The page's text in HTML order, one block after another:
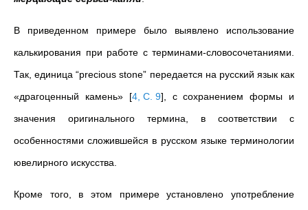
В приведенном примере было выявлено использование
калькирования при работе с терминами-словосочетаниями.
Так, единица “precious stone” передается на русский язык как
«драгоценный камень» [4, C. 9] , с сохранением формы и
значения оригинального термина, в соответствии с
особенностями сложившейся в русском языке терминологии
ювелирного искусства.
Кроме того, в этом примере установлено употребление